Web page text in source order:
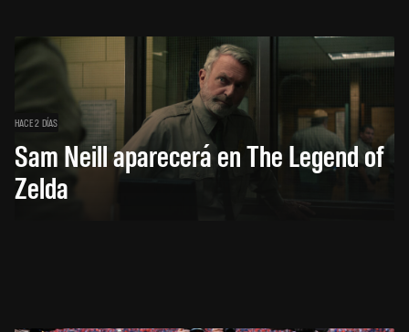
HACE 2 DÍAS
Sam Neill aparecerá en The Legend of
Zelda